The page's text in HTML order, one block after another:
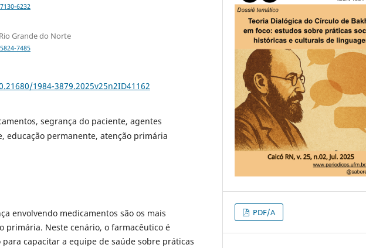
6232
Grande do Norte
7485
1984-3879.2025v25n2ID41162
segrança do paciente, agentes
educação permanente, atenção primária
envolvendo medicamentos são os mais
primária. Neste cenário, o farmacêutico é
capacitar a equipe de saúde sobre práticas
PDF/A